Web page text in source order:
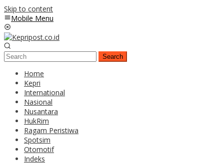
Skip to content
Mobile Menu
Search
Home
Kepri
International
Nasional
Nusantara
HukRim
Ragam Peristiwa
Spotsim
Otomotif
Indeks